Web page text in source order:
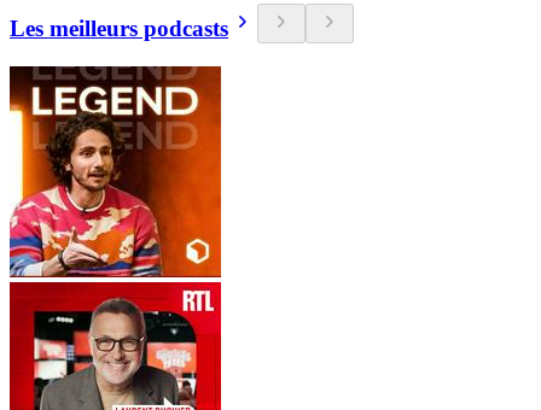
Les meilleurs podcasts